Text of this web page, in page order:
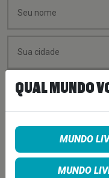
QUAL MUNDO
MUNDO
MUNDO